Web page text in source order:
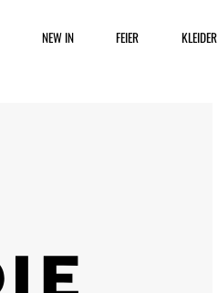
NEW IN FEIER KLEIDER